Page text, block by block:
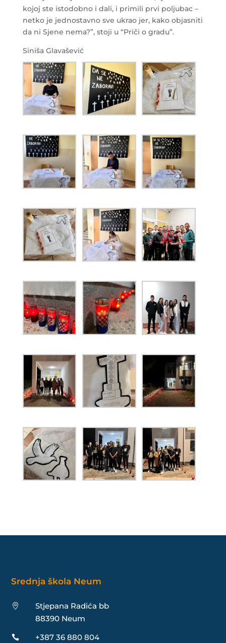
kojoj ste istodobno i dali, i primili prvi poljubac –
netko je jednostavno sve ukrao jer, kako objasniti
da ni Sjene nema?”, stoji u “Priči o gradu”.
Siniša Glavašević
Srednja škola Neum

Stjepana Radića bb
88390 Neum
 +387 36 880 804